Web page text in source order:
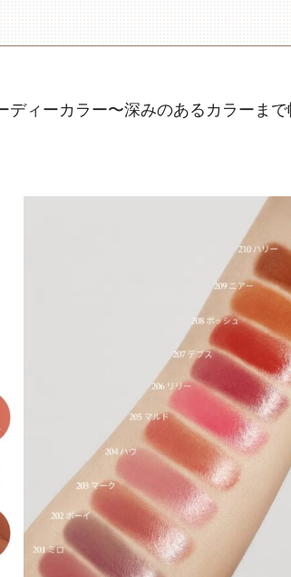
ィーカラー〜深みのあるカラーまで